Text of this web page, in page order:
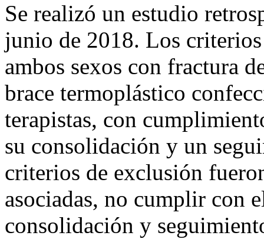
Se realizó un estudio
junio de 2018. Los
ambos sexos con fractura
brace termoplástico
terapistas, con
su consolidación y un
criterios de exclusión
asociadas, no cumplir con
consolidación y